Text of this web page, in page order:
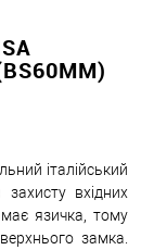
італійський
вхідних
язичка, тому
замка.